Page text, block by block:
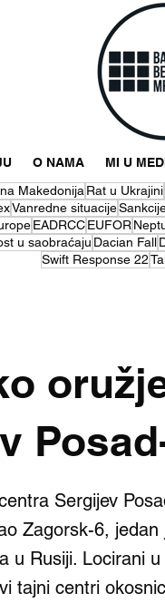
O NAMA MI U
Makedonija Rat u Ukrajini
Vanredne situacije
EADRCC EUFOR
u saobraćaju Dacian Fall
Swift Response 22
Sergijev
Zagorsk-6,
u Rusiji. Locirani
tajni centri